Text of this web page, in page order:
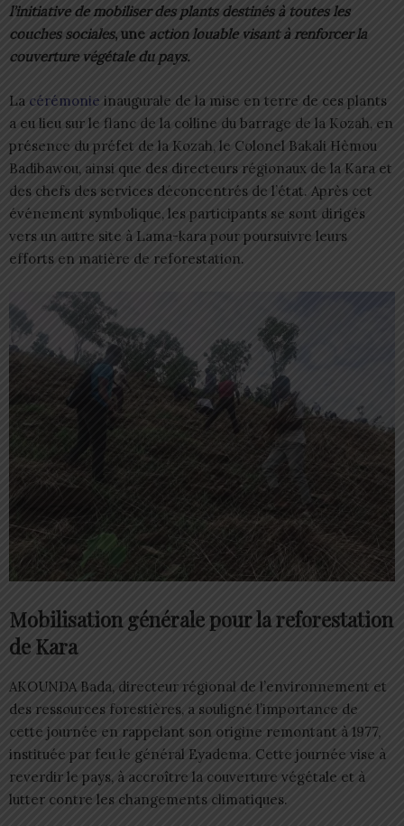
l’initiative de mobiliser des plants destinés à toutes les
couches sociales, une action louable visant à renforcer la
couverture végétale du pays.
La cérémonie inaugurale de la mise en terre de ces plants
a eu lieu sur le flanc de la colline du barrage de la Kozah, en
présence du préfet de la Kozah, le Colonel Bakali Hèmou
Badibawou, ainsi que des directeurs régionaux de la Kara et
des chefs des services déconcentrés de l’état. Après cet
événement symbolique, les participants se sont dirigés
vers un autre site à Lama-kara pour poursuivre leurs
efforts en matière de reforestation.
Mobilisation générale pour la reforestation
de Kara
AKOUNDA Bada, directeur régional de l’environnement et
des ressources forestières, a souligné l’importance de
cette journée en rappelant son origine remontant à 1977,
instituée par feu le général Eyadema. Cette journée vise à
reverdir le pays, à accroître la couverture végétale et à
lutter contre les changements climatiques.